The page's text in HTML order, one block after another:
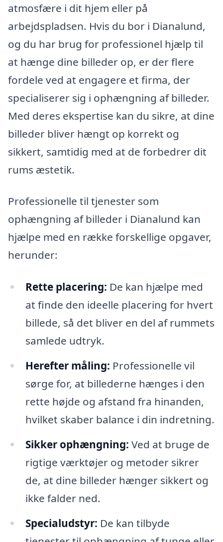
atmosfære i dit hjem eller på
arbejdspladsen. Hvis du bor i Dianalund,
og du har brug for professionel hjælp til
at hænge dine billeder op, er der flere
fordele ved at engagere et firma, der
specialiserer sig i ophængning af billeder.
Med deres ekspertise kan du sikre, at dine
billeder bliver hængt op korrekt og
sikkert, samtidig med at de forbedrer dit
rums æstetik.
Professionelle til tjenester som
ophængning af billeder i Dianalund kan
hjælpe med en række forskellige opgaver,
herunder:
Rette placering: De kan hjælpe med
at finde den ideelle placering for hvert
billede, så det bliver en del af rummets
samlede udtryk.
Herefter måling: Professionelle vil
sørge for, at billederne hænges i den
rette højde og afstand fra hinanden,
hvilket skaber balance i din indretning.
Sikker ophængning: Ved at bruge de
rigtige værktøjer og metoder sikrer
de, at dine billeder hænger sikkert og
ikke falder ned.
Specialudstyr: De kan tilbyde